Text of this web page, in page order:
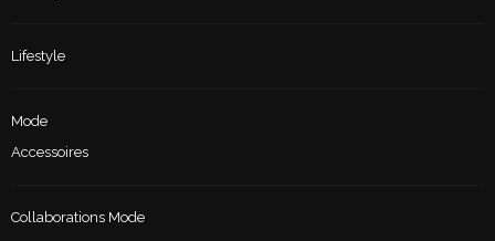
Lifestyle
Mode
Accessoires
Collaborations Mode